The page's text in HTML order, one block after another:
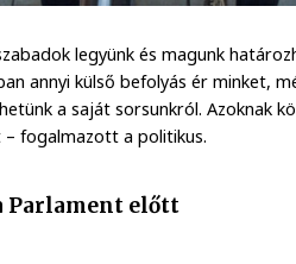
legyünk és magunk
annyi külső befolyás ér minket,
a saját sorsunkról. Azoknak
fogalmazott a politikus.
Parlament előtt